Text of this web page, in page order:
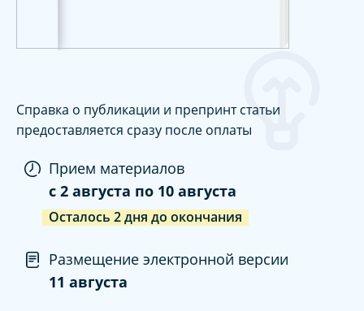
Справка о публикации и препринт статьи
предоставляется сразу после оплаты
Прием материалов
c 2 августа по 10 августа
Осталось 2дня до окончания
Размещение электронной версии
11 августа